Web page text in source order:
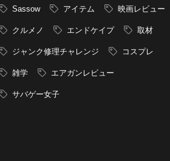
Sassow アイテム 映画レビュー
クルメノ エンドケイプ 取材
ジャンク修理チャレンジ コスプレ
雑学 エアガンレビュー
サバゲー女子